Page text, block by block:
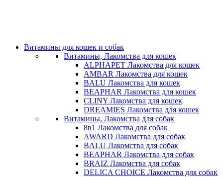
Витамины для кошек и собак
Витамины, Лакомства для кошек
ALPHAPET Лакомства для кошек
AMBAR Лакомства для кошек
BALU Лакомства для кошек
BEAPHAR Лакомства для кошек
CLINY Лакомства для кошек
DREAMIES Лакомства для кошек
Витамины, Лакомства для собак
8в1 Лакомства для собак
AWARD Лакомства для собак
BALU Лакомства для собак
BEAPHAR Лакомства для собак
BRAIZ Лакомства для собак
DELICA CHOICE Лакомства для собак